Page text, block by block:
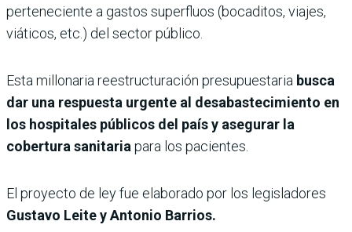
perteneciente a gastos superfluos (bocaditos, viajes,
viáticos, etc.) del sector público.
Esta millonaria reestructuración presupuestaria busca
dar una respuesta urgente al desabastecimiento en
los hospitales públicos del país y asegurar la
cobertura sanitaria para los pacientes.
El proyecto de ley fue elaborado por los legisladores
Gustavo Leite y Antonio Barrios.